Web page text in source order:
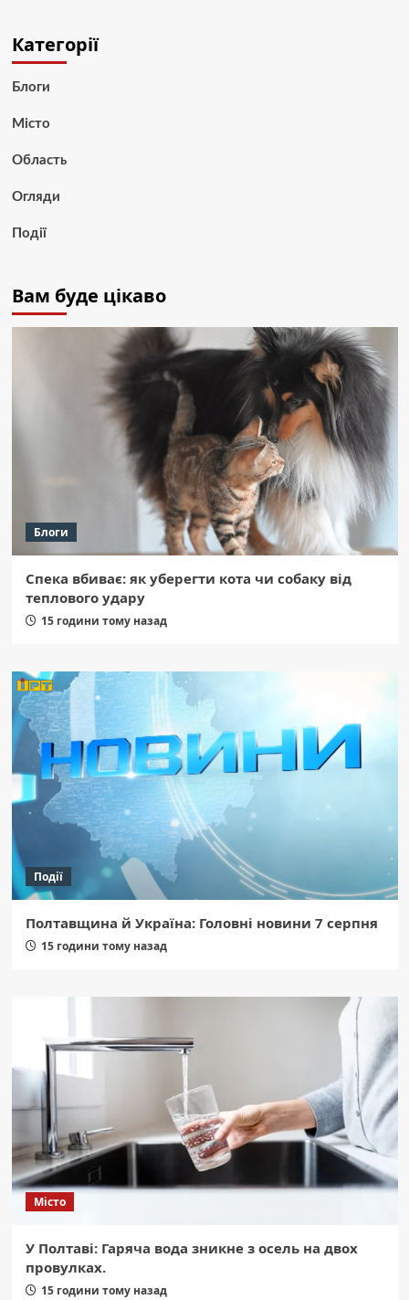
Категорії
Блоги
Місто
Область
Огляди
Події
Вам буде цікаво
Блоги
Спека вбиває: як уберегти кота чи собаку від
теплового удару
15 години тому назад
Події
Полтавщина й Україна: Головні новини 7 серпня
15 години тому назад
Місто
У Полтаві: Гаряча вода зникне з осель на двох
провулках.
15 години тому назад